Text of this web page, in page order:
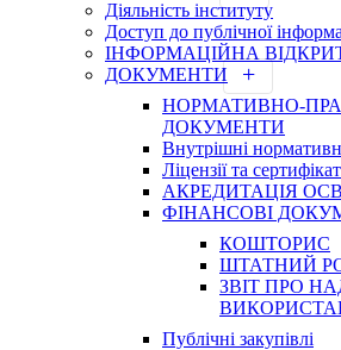
Діяльність інституту
Доступ до публічної
ІНФОРМАЦІЙНА
ДОКУМЕНТИ
НОРМАТИВНО-
ДОКУМЕНТИ
Внутрішні
Ліцензії та
АКРЕДИТАЦІЯ
ФІНАНСОВІ
КОШТОРИС
ШТАТНИЙ
ЗВІТ ПРО
Публічні закупівлі